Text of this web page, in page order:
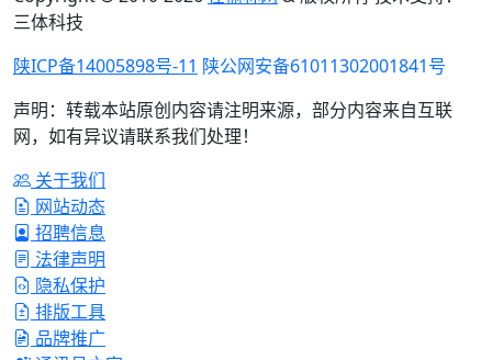
三体科技
陕ICP备14005898号-11 陕公网安备61011302001841号
声明：转载本站原创内容请注明来源，部分内容来自互联
网，如有异议请联系我们处理！
关于我们
网站动态
招聘信息
法律声明
隐私保护
排版工具
品牌推广